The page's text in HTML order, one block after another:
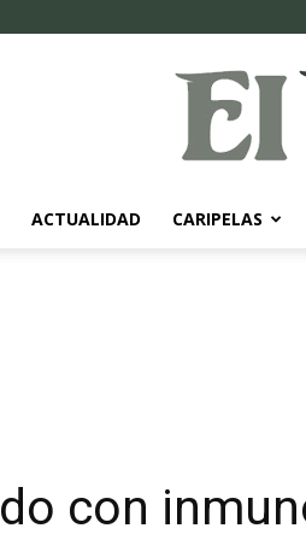
ACTUALIDAD CARIPELAS
con